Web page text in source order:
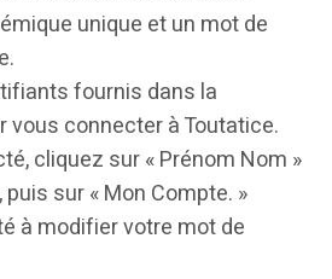
unique et un mot de
fournis dans la
vous connecter à Toutatice.
cliquez sur « Prénom Nom »
sur « Mon Compte. »
à modifier votre mot de